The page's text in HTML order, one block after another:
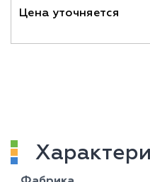
Цена уточняется